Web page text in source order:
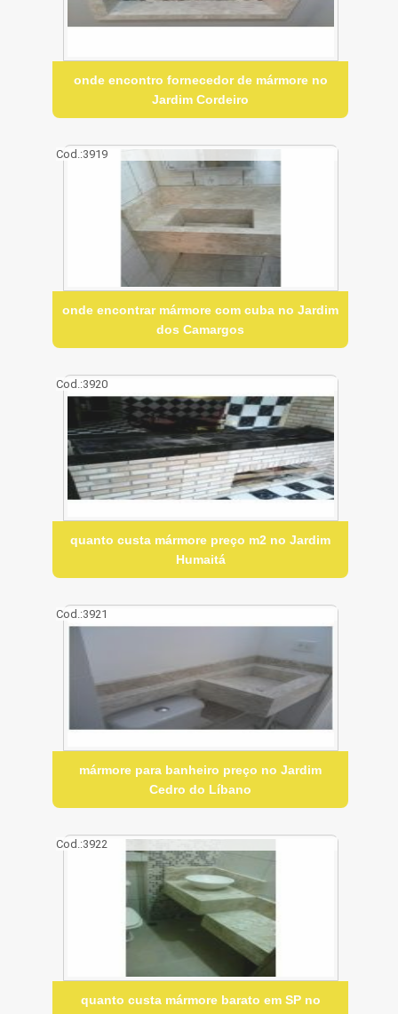
onde encontro fornecedor de mármore no
Jardim Cordeiro
Cod.:3919
onde encontrar mármore com cuba no Jardim
dos Camargos
Cod.:3920
quanto custa mármore preço m2 no Jardim
Humaitá
Cod.:3921
mármore para banheiro preço no Jardim
Cedro do Líbano
Cod.:3922
quanto custa mármore barato em SP no